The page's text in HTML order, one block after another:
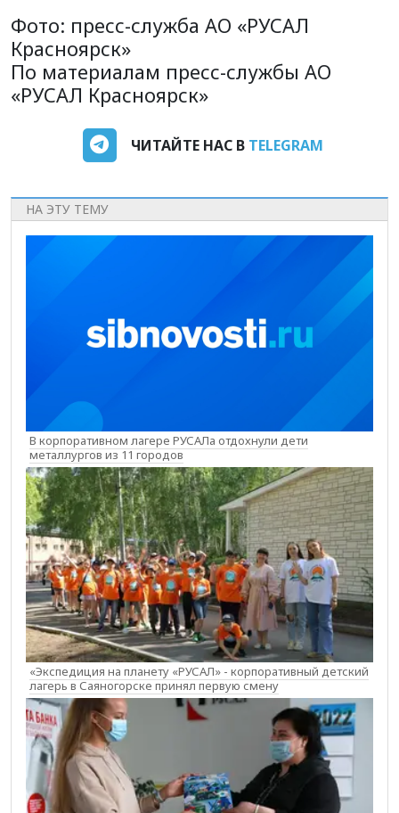
Фото: пресс-служба АО «РУСАЛ
Красноярск»
По материалам пресс-службы АО
«РУСАЛ Красноярск»
ЧИТАЙТЕ НАС В TELEGRAM
НА ЭТУ ТЕМУ
В корпоративном лагере РУСАЛа отдохнули дети
металлургов из 11 городов
«Экспедиция на планету «РУСАЛ» - корпоративный детский
лагерь в Саяногорске принял первую смену